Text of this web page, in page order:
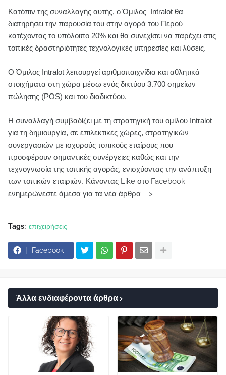
Κατόπιν της συναλλαγής αυτής, ο Όμιλος Intralot θα
διατηρήσει την παρουσία του στην αγορά του Περού
κατέχοντας το υπόλοιπο 20% και θα συνεχίσει να παρέχει στις
τοπικές δραστηριότητες τεχνολογικές υπηρεσίες και λύσεις.
Ο Όμιλος Intralot λειτουργεί αριθμοπαιχνίδια και αθλητικά
στοιχήματα στη χώρα μέσω ενός δικτύου 3.700 σημείων
πώλησης (POS) και του διαδικτύου.
Η συναλλαγή συμβαδίζει με τη στρατηγική του ομίλου Intralot
για τη δημιουργία, σε επιλεκτικές χώρες, στρατηγικών
συνεργασιών με ισχυρούς τοπικούς εταίρους που
προσφέρουν σημαντικές συνέργειες καθώς και την
τεχνογνωσία της τοπικής αγοράς, ενισχύοντας την ανάπτυξη
των τοπικών εταιριών. Κάνοντας Like στο Facebook
ενημερώνεστε άμεσα για τα νέα άρθρα -->
Tags: επιχειρήσεις
Facebook
Άλλα ενδιαφέροντα άρθρα